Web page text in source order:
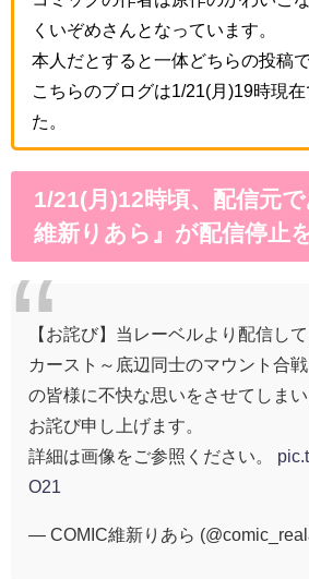
くいぞめさんとなっています。
本人だとすると一体どちらの投稿
こちらのブログは1/21(月)19時現
た。
1/21(月)12時頃、配信元
維新りあら』が配信停止
【お詫び】当レーベルより配信し
カースト～底辺同士のマウント合
の皆様に不快な思いをさせてしま
お詫び申し上げます。
詳細は画像をご参照ください。
O21
— COMIC維新りあら